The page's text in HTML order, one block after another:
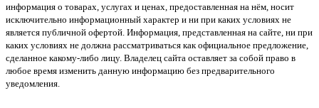
информация о товарах, услугах и ценах, предоставленная на нём, носит
исключительно информационный характер и ни при каких условиях не
является публичной офертой. Информация, представленная на сайте, ни при
каких условиях не должна рассматриваться как официальное предложение,
сделанное какому-либо лицу. Владелец сайта оставляет за собой право в
любое время изменить данную информацию без предварительного
уведомления.